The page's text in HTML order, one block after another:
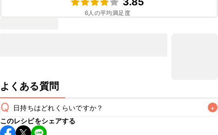
6人の平均満足度
よくある質問
Q 日持ちはどれくらいですか？ +
保存期間は冷蔵で当日中が目安です。なるべくお早めにお召
このレシピをシェアする